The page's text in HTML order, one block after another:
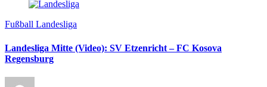
Fußball Landesliga
Landesliga Mitte (Video): SV Etzenricht – FC Kosova
Regensburg